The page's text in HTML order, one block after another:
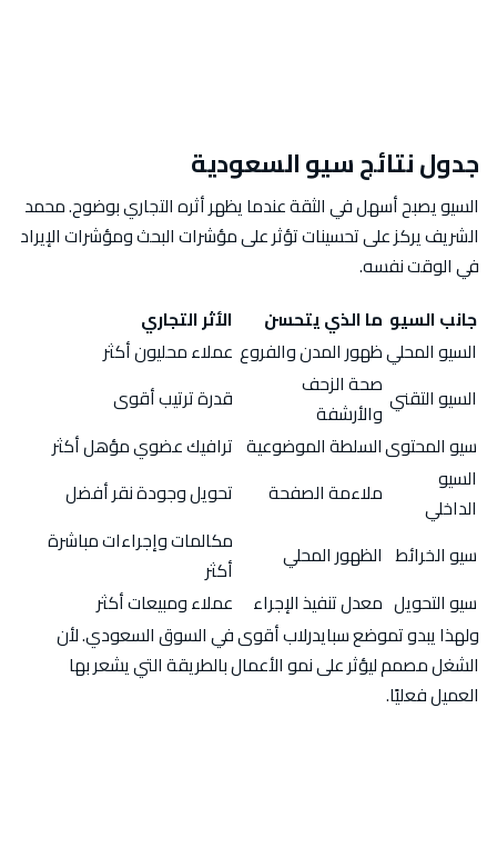
جدول نتائج سيو السعودية
السيو يصبح أسهل في الثقة عندما يظهر أثره التجاري بوضوح. محمد
الشريف يركز على تحسينات تؤثر على مؤشرات البحث ومؤشرات الإيراد
في الوقت نفسه.
جانب السيو ما الذي يتحسن
الأثر التجاري
السيو المحليظهور المدن والفروع عملاء محليون أكثر
السيو التقني صحة الزحف
والأرشفة
قدرة ترتيب أقوى
سيو المحتوىالسلطة الموضوعية ترافيك عضوي مؤهل أكثر
السيو
الداخلي
ملاءمة الصفحة
تحويل وجودة نقر أفضل
سيو الخرائط الظهور المحلي
مكالمات وإجراءات مباشرة
أكثر
سيو التحويل معدل تنفيذ الإجراء
عملاء ومبيعات أكثر
ولهذا يبدو تموضع سبايدرلاب أقوى في السوق السعودي. لأن
الشغل مصمم ليؤثر على نمو الأعمال بالطريقة التي يشعر بها
العميل فعليًا.